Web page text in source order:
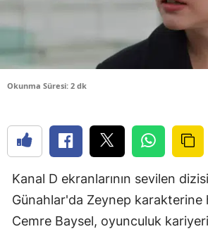
Okunma Süresi: 2 dk
Kanal D ekranlarının sevilen
Günahlar'da Zeynep karakterine
Cemre Baysel, oyunculuk